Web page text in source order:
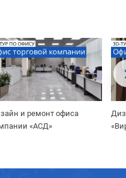
и ремонт офиса
«АСД»